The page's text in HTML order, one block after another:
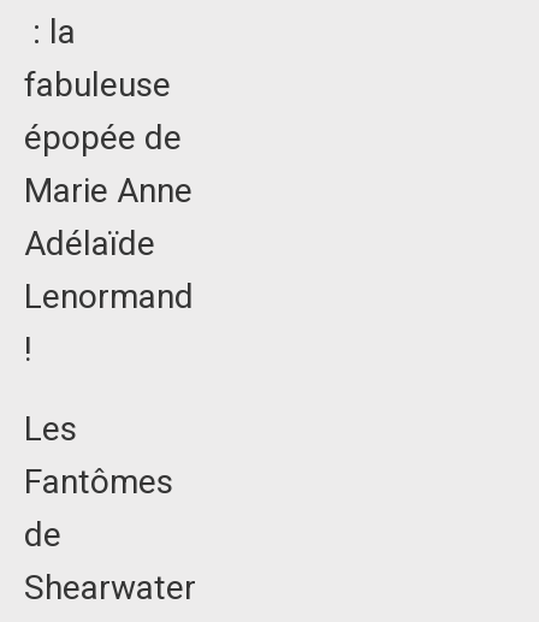
: la
fabuleuse
épopée de
Marie Anne
Adélaïde
Lenormand
!
Les
Fantômes
de
Shearwater